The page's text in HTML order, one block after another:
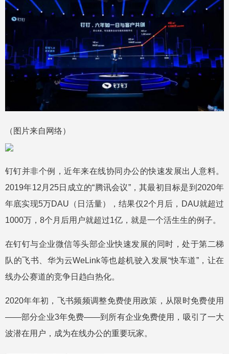
（图片来自网络）
钉钉并非个例，近年来在线协同办公的快速发展出人意料。
2019年12月25日成立的“腾讯会议”，其最初目标是到2020年
年底实现5万DAU（日活量），结果仅2个月后，DAU就超过
1000万，8个月后用户就超过1亿，就是一个活生生的例子。
在钉钉与企业微信等头部企业快速发展的同时，处于第二梯
队的飞书、华为云WeLink等也趁机驶入发展“快车道”，让在
线办公赛道的竞争日趋白热化。
2020年年初，飞书频频调整免费使用政策，从限时免费使用
——部分企业3年免费——到所有企业免费使用，吸引了一大
波潜在用户，成为在线办公的重要玩家。